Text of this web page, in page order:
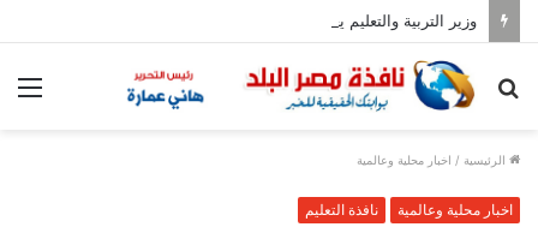
بحث
الرئيسية / اخبار محلية وعالمية
اخبار محلية وعالمية نافذة التعليم